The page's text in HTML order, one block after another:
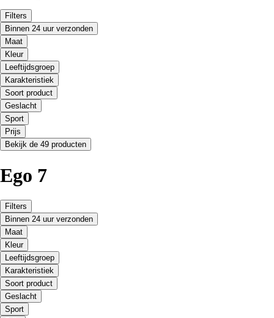
Filters
Binnen 24 uur verzonden
Maat
Kleur
Leeftijdsgroep
Karakteristiek
Soort product
Geslacht
Sport
Prijs
Bekijk de 49 producten
Ego 7
Filters
Binnen 24 uur verzonden
Maat
Kleur
Leeftijdsgroep
Karakteristiek
Soort product
Geslacht
Sport